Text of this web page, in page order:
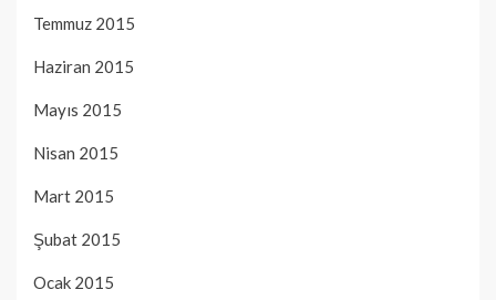
Temmuz 2015
Haziran 2015
Mayıs 2015
Nisan 2015
Mart 2015
Şubat 2015
Ocak 2015